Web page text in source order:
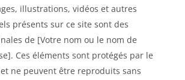
illustrations, vidéos et autres
présents sur ce site sont des
de [Votre nom ou le nom de
Ces éléments sont protégés par le
ne peuvent être reproduits sans